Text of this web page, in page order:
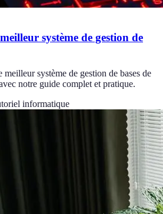
système de gestion de
système de gestion de bases de
notre guide complet et pratique.
informatique